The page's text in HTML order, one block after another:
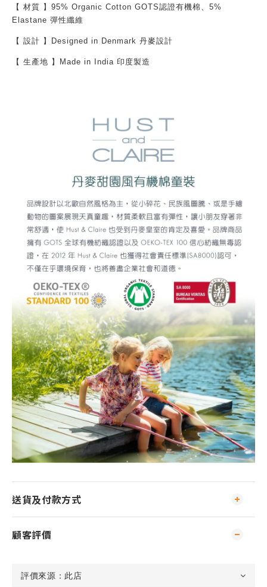
【 材質 】95% Organic Cotton GOTS認證有機棉、5%
Elastane 彈性纖維
【 設計 】Designed in Denmark 丹麥設計
【 生產地 】Made in India 印度製造
送貨及付款方式
顧客評價